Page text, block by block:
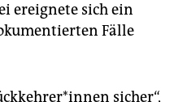
ereignete sich ein
Fälle
sicher“,